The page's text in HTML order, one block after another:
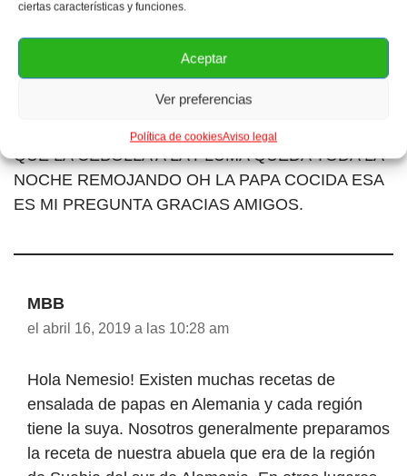
ciertas características y funciones.
Aceptar
Ver preferencias
Política de cookiesAviso legal
EXQUISITAS DE CERDO AHUMADAS PERO EL
PAPAS ALEMANAS Y MUY DISTINTO A LO
PRESENTADO ANTERIORMENTE, ES MAS
SENTÍA COMO UNOS TALLARINES EN ESA
ENSALADA MUY EXQUISITO COMO DATO CREO
QUE LA CEBOLLA A LA PLUMA QUEDA TODA LA
NOCHE REMOJANDO OH LA PAPA COCIDA ESA
ES MI PREGUNTA GRACIAS AMIGOS.
MBB
el abril 16, 2019 a las 10:28 am
Hola Nemesio! Existen muchas recetas de
ensalada de papas en Alemania y cada región
tiene la suya. Nosotros generalmente preparamos
la receta de nuestra abuela que era de la región